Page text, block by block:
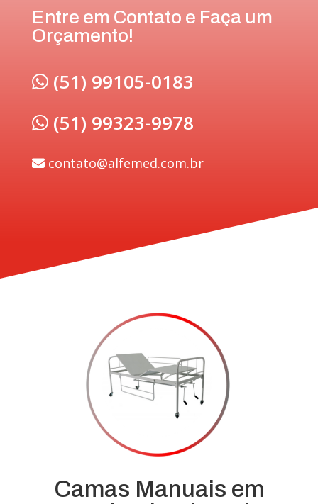
Entre em Contato e Faça um
Orçamento!
(51) 99105-0183
(51) 99323-9978
contato@alfemed.com.br
Camas Manuais em